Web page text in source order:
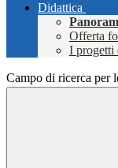
Didattica
Offerta
I progetti
Campo di ricerca per